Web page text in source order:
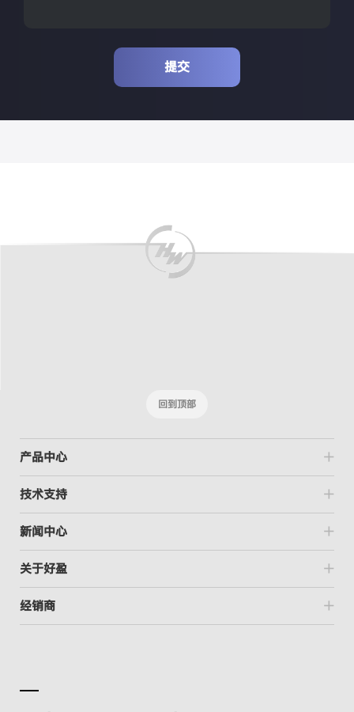
回到顶部
产品中心
技术支持
新闻中心
关于好盈
经销商